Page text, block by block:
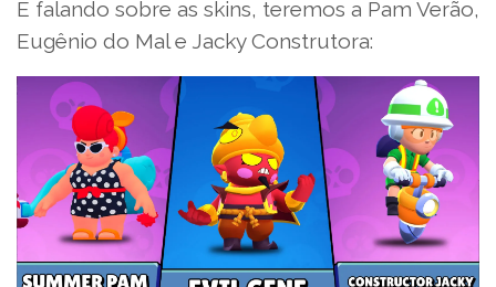
E falando sobre as skins, teremos a Pam Verão,
Eugênio do Mal e Jacky Construtora: